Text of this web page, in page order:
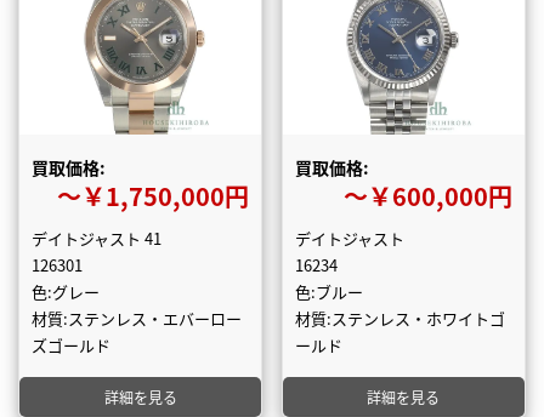
買取価格:
〜￥1,750,000円
デイトジャスト 41
126301
色:グレー
材質:ステンレス・エバーロー
ズゴールド
詳細を見る
買取価格:
〜￥600,000円
デイトジャスト
16234
色:ブルー
材質:ステンレス・ホワイトゴ
ールド
詳細を見る